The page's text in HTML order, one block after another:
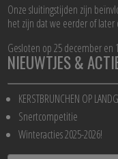
Onze sluitingstijden zijn
het zijn dat we eerder of later
Gesloten op 25 december en
NIEUWTJES &
KERSTBRUNCHEN OP
Snertcompetitie
Winteracties 2025-2026!